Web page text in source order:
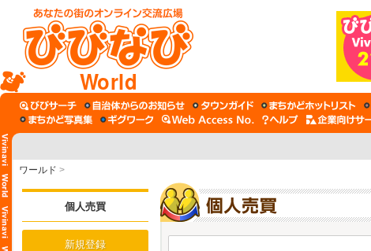
World
ワールド >
個人売買
新規登録